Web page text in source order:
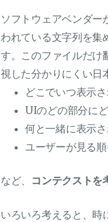
ソフトウェアベンダー
われている文字列を集
す。このファイルだけ
視した分かりにくい日
どこでいつ表示
UIのどの部分に
何と一緒に表示
ユーザーが見る順
など、 コンテクストを
いろいろ考えると、時